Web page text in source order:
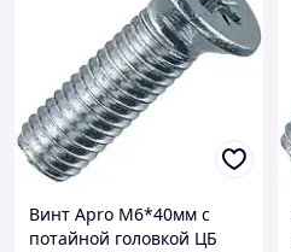
Винт Apro М6*40мм с
потайной головкой ЦБ